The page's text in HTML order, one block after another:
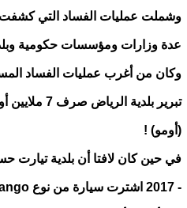
وشملت عمليات الفساد التي كشفت
عدة وزارات ومؤسسات حكومية
وكان من أغرب عمليات الفساد
تبرير بلدية
(أومو) !